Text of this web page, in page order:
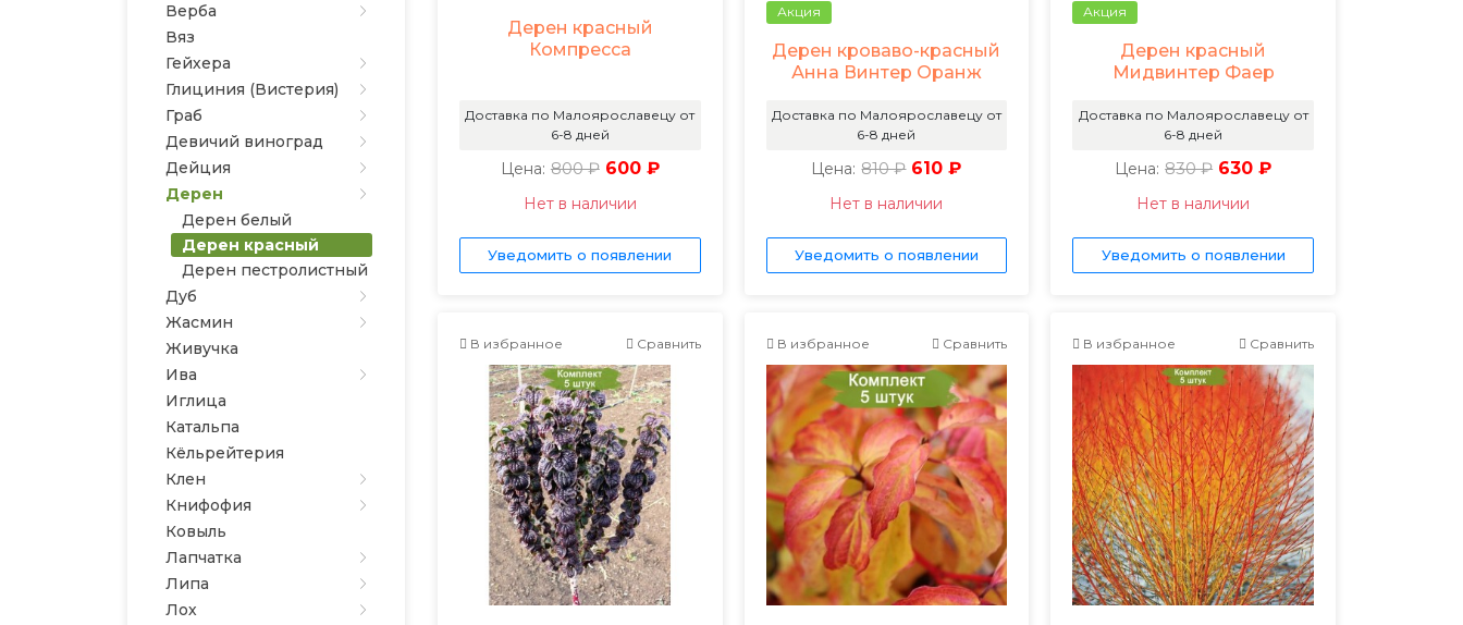
Верба
Вяз
Гейхера
Глициния (Вистерия)
Граб
Девичий виноград
Дейция
Дерен
Дерен белый
Дерен красный
Дерен пестролистный
Дуб
Жасмин
Живучка
Ива
Иглица
Катальпа
Кёльрейтерия
Клен
Книфофия
Ковыль
Лапчатка
Липа
Лох
Дерен красный
Компресса
Доставка по Малоярославецу от
6-8 дней
Цена: 800 ₽ 600 ₽
Нет в наличии
Уведомить о появлении
Акция
Дерен кроваво-красный
Анна Винтер Оранж
Доставка по Малоярославецу от
6-8 дней
Цена: 810 ₽ 610 ₽
Нет в наличии
Уведомить о появлении
Акция
Дерен красный
Мидвинтер Фаер
Доставка по Малоярославецу от
6-8 дней
Цена: 830 ₽ 630 ₽
Нет в наличии
Уведомить о появлении
В избранное Сравнить В избранное Сравнить В избранное Сравнить